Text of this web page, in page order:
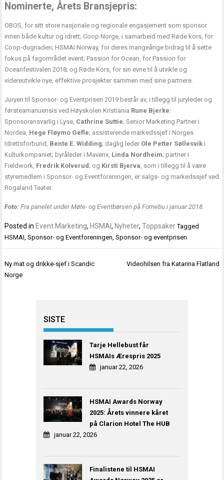
Nominerte, Årets Bransjepris:
OBOS, for sitt store nasjonale og regionale engasjement som sponsor
innen både kultur og idrett; Coop Norge, i samarbeid med Røde kors, for
Coop-dugnaden; HSMAI Norway, for deres mangeårige bidrag til å sette
fokus på fagområdet event; Passion for Ocean, for Passion for
Oceanfestivalen 2018; og Røde Kors, for sin evne til å utvikle og
videreutvikle nye, effektive prosjekter sammen med sine partnere.
Juryen til Sponsor- og Eventprisen 2019 består av, i tillegg til juryleder og
førsteamanuensis ved Høyskolen Kristiania Rune Bjerke:
Sponsoransvarlig i Lyse, Cathrine Suttie; Senior Marketing Partner i
Nordea, Hege Fløymo Gefle; assisterende markedssjef i Norges
Idrettsforbund, Bente E. Widding; daglig leder Ole Petter Søllesvik i
Kulturkompaniet; byråleder i Maverix, Linda Nordheim; partner i
Fieldwork, Fredrik Kolverud; og Kirsti Bjerva, som i tillegg til å være
styremedlem i Sponsor- og Eventforeningen, er salgs- og markedssjef ved
Rogaland Teater.
Foto: Fra panelet under Møte- og Eventbørsen på Fornebu i januar 2018.
Posted in Event Marketing, HSMAI, Nyheter,Toppsaker Tagged
HSMAI,Sponsor- og Eventforeningen,Sponsor- og eventprisen
Innleggsnavigasjon
Ny mat og drikke-sjef i Scandic
Norge
Videohilsen fra Katarina Flatland
SISTE
Tarje Hellebust får
HSMAIs Ærespris 2025
januar 22, 2026
HSMAI Awards Norway
2025: Årets vinnere kåret
på Clarion Hotel The HUB
januar 22, 2026
Finalistene til HSMAI